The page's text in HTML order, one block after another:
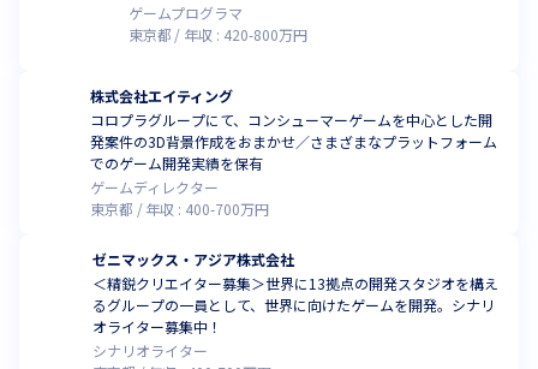
ゲームプログラマ
東京都
年収 : 420-800万円
株式会社エイティング
コロプラグループにて、コンシューマーゲームを中心とした開
発案件の3D背景作成をおまかせ／さまざまなプラットフォーム
でのゲーム開発実績を保有
ゲームディレクター
東京都
年収 : 400-700万円
ゼニマックス・アジア株式会社
＜精鋭クリエイター募集＞世界に13拠点の開発スタジオを構え
るグループの一員として、世界に向けたゲームを開発。シナリ
オライター募集中！
シナリオライター